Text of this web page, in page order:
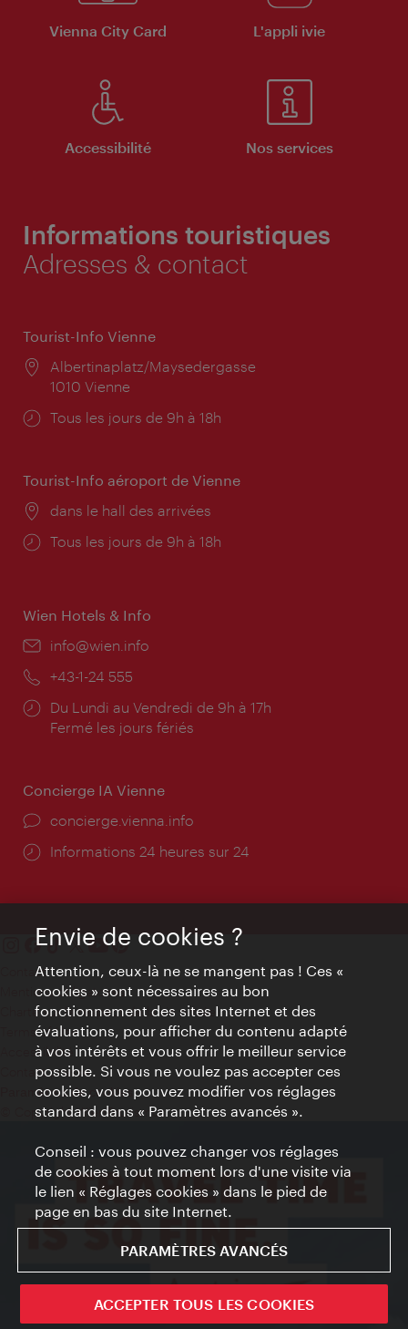
Vienna City Card L'appli ivie
Accessibilité Nos services
Informations touristiques
Adresses & contact
Tourist-Info Vienne
Lieu:
Albertinaplatz/Maysedergasse
1010 Vienne
Horaires
Tous les jours de 9h à 18h
Tourist-Info aéroport de Vienne
Lieu:
dans le hall des arrivées
Horaires
Tous les jours de 9h à 18h
Wien Hotels & Info
E-
info@wien.info
Téléphone:
+43-1-24 555
Horaires
d'ouverture:
Du Lundi au Vendredi de 9h à 17h
Fermé les jours fériés
Concierge IA Vienne
Ort:
concierge.vienna.info
Öffnungszeiten:
Informations 24 heures sur 24
Contact
Mentions obligatoires
Charte sur le respect de la vie privée
Terms of Use
Accessibilité
Contact presse
Paramètres de cookies
© Copyright WienTourismus
Envie de cookies ?
Attention, ceux-là ne se mangent pas ! Ces «
cookies » sont nécessaires au bon
fonctionnement des sites Internet et des
évaluations, pour afficher du contenu adapté
à vos intérêts et vous offrir le meilleur service
possible. Si vous ne voulez pas accepter ces
cookies, vous pouvez modifier vos réglages
standard dans « Paramètres avancés ».
Conseil : vous pouvez changer vos réglages
de cookies à tout moment lors d'une visite via
le lien « Réglages cookies » dans le pied de
page en bas du site Internet.
PARAMÈTRES AVANCÉS
ACCEPTER TOUS LES COOKIES